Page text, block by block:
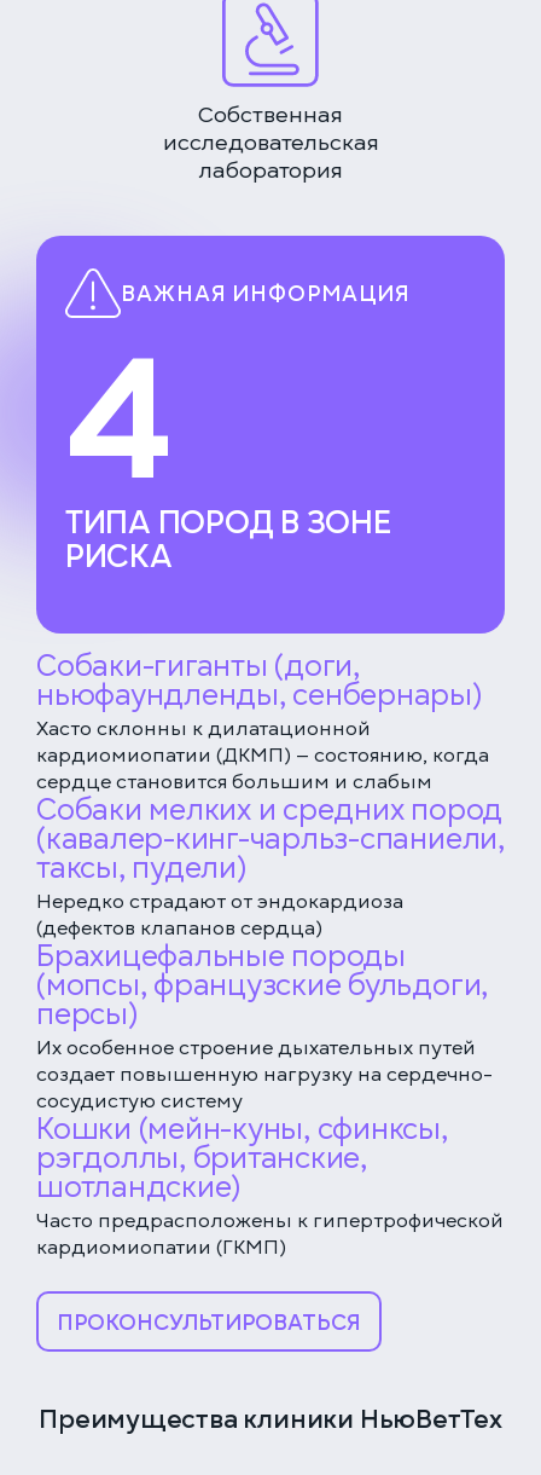
Собственная
исследовательская
лаборатория
ВАЖНАЯ ИНФОРМАЦИЯ
4
ТИПА ПОРОД В ЗОНЕ
РИСКА
Собаки-гиганты (доги,
ньюфаундленды, сенбернары)
Xасто склонны к дилатационной
кардиомиопатии (ДКМП) — состоянию, когда
сердце становится большим и слабым
Собаки мелких и средних пород
(кавалер-кинг-чарльз-спаниели,
таксы, пудели)
Нередко страдают от эндокардиоза
(дефектов клапанов сердца)
Брахицефальные породы
(мопсы, французские бульдоги,
персы)
Их особенное строение дыхательных путей
создает повышенную нагрузку на сердечно-
сосудистую систему
Кошки (мейн-куны, сфинксы,
рэгдоллы, британские,
шотландские)
Часто предрасположены к гипертрофической
кардиомиопатии (ГКМП)
ПРОКОНСУЛЬТИРОВАТЬСЯ
Преимущества клиники НьюВетТех
Выберите дату
ЕДИНАЯ СПРАВОЧНАЯ (КРУГЛОСУТОЧНО)
+7 (499) 288-80-36
Закажите звонок, и мы перезвоним вам в течение
15 минут